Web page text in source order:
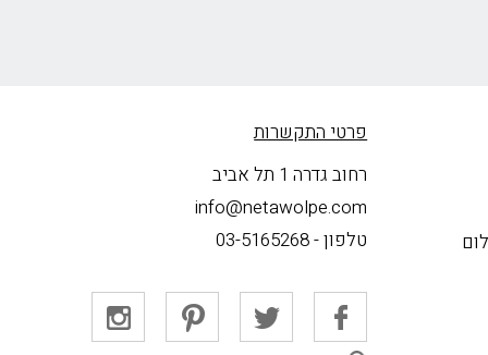
פרטי התקשרות
רחוב גדרה 1 תל אביב
info@netawolpe.com
טלפון -03-5165268